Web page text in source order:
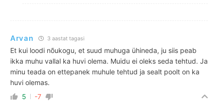
Arvan 3 aastat tagasi
Et kui loodi nõukogu, et suud muhuga ühineda, ju siis peab
ikka muhu vallal ka huvi olema. Muidu ei oleks seda tehtud. Ja
minu teada on ettepanek muhule tehtud ja sealt poolt on ka
huvi olemas.
5
-7